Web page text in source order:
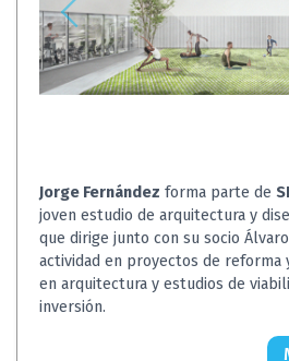
Jorge Fernández forma parte de
joven estudio de arquitectura y
que dirige junto con su socio
actividad en proyectos de reforma
en arquitectura y estudios de
inversión.